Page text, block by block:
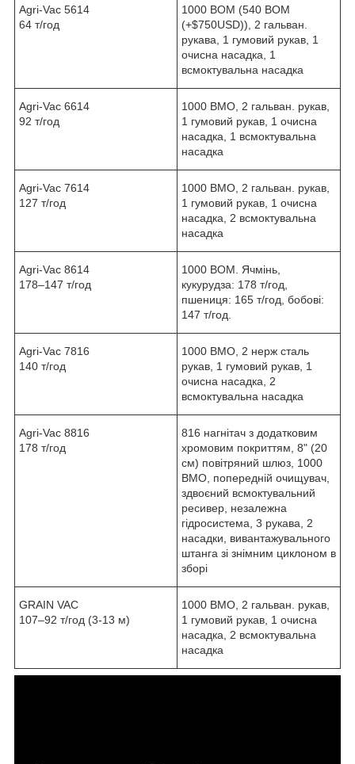
Agri-Vac 5614
64 т/год
1000 ВОМ (540 ВОМ
(+$750USD)), 2 гальван.
рукава, 1 гумовий рукав, 1
очисна насадка, 1
всмоктувальна насадка
Agri-Vac 6614
92 т/год
1000 ВМО, 2 гальван. рукав,
1 гумовий рукав, 1 очисна
насадка, 1 всмоктувальна
насадка
Agri-Vac 7614
127 т/год
1000 ВМО, 2 гальван. рукав,
1 гумовий рукав, 1 очисна
насадка, 2 всмоктувальна
насадка
Agri-Vac 8614
178–147 т/год
1000 ВОМ. Ячмінь,
кукурудза: 178 т/год,
пшениця: 165 т/год, бобові:
147 т/год.
Agri-Vac 7816
140 т/год
1000 ВМО, 2 нерж сталь
рукав, 1 гумовий рукав, 1
очисна насадка, 2
всмоктувальна насадка
Agri-Vac 8816
178 т/год
816 нагнітач з додатковим
хромовим покриттям, 8" (20
см) повітряний шлюз, 1000
ВМО, попередній очищувач,
здвоєний всмоктувальний
ресивер, незалежна
гідросистема, 3 рукава, 2
насадки, вивантажувального
штанга зі знімним циклоном в
зборі
GRAIN VAC
107–92 т/год (3-13 м)
1000 ВМО, 2 гальван. рукав,
1 гумовий рукав, 1 очисна
насадка, 2 всмоктувальна
насадка